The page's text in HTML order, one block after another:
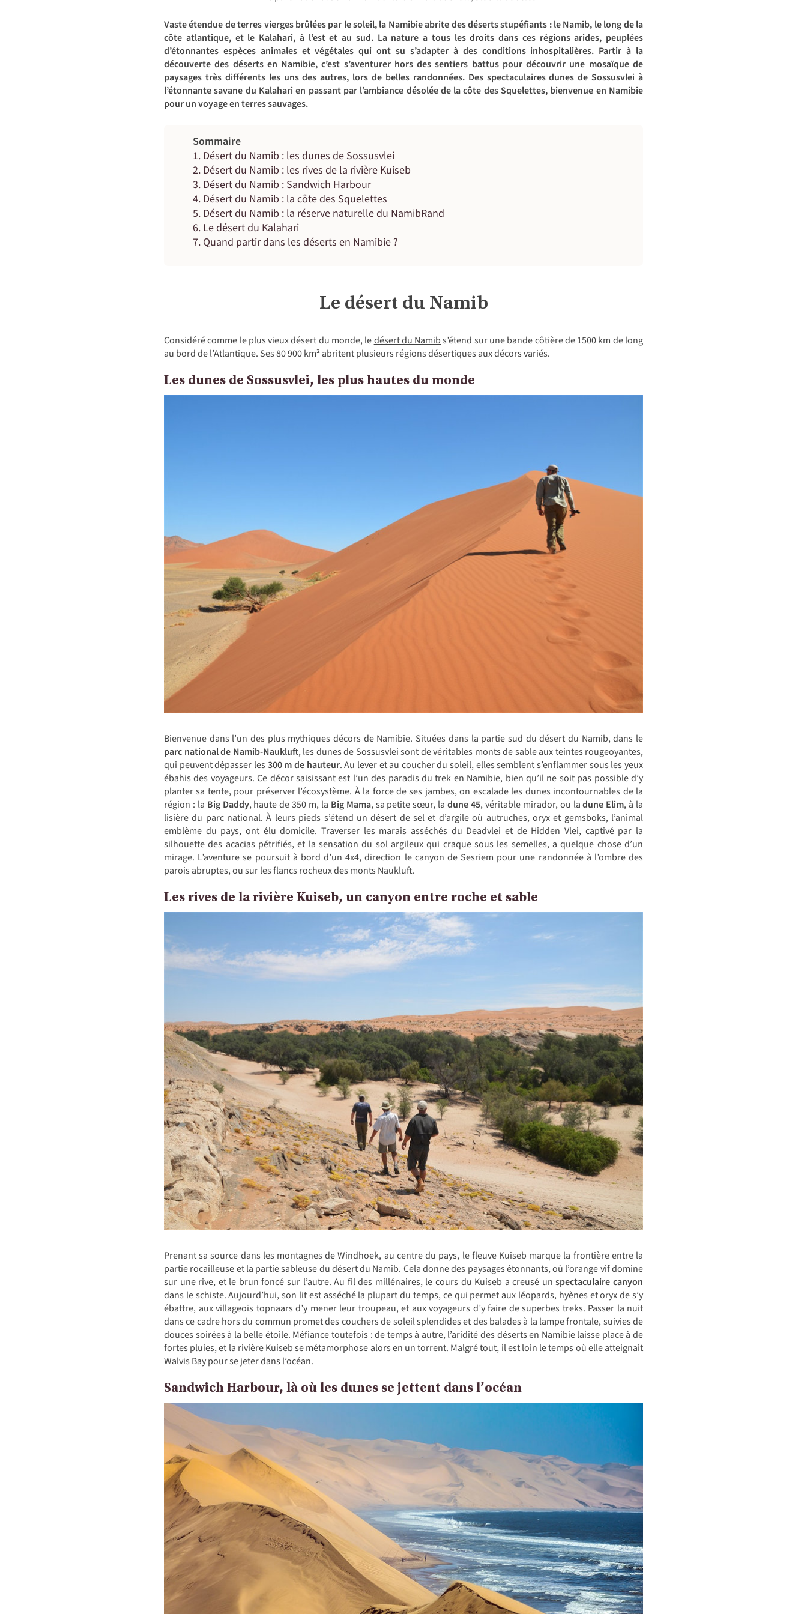
Vaste étendue de terres vierges brûlées par le soleil, la Namibie abrite des déserts stupéfiants : le Namib, le long de la
côte atlantique, et le Kalahari, à l’est et au sud. La nature a tous les droits dans ces régions arides, peuplées
d’étonnantes espèces animales et végétales qui ont su s’adapter à des conditions inhospitalières. Partir à la
découverte des déserts en Namibie, c’est s’aventurer hors des sentiers battus pour découvrir une mosaïque de
paysages très différents les uns des autres, lors de belles randonnées. Des spectaculaires dunes de Sossusvlei à
l’étonnante savane du Kalahari en passant par l’ambiance désolée de la côte des Squelettes, bienvenue en Namibie
pour un voyage en terres sauvages.
Sommaire
Désert du Namib : les dunes de Sossusvlei
Désert du Namib : les rives de la rivière Kuiseb
Désert du Namib : Sandwich Harbour
Désert du Namib : la côte des Squelettes
Désert du Namib : la réserve naturelle du NamibRand
Le désert du Kalahari
Quand partir dans les déserts en Namibie ?
Le désert du Namib
Considéré comme le plus vieux désert du monde, ledésert du Namibs’étend sur une bande côtière de 1500 km de long
au bord de l’Atlantique. Ses 80 900 km² abritent plusieurs régions désertiques aux décors variés.
Les dunes de Sossusvlei, les plus hautes du monde
Bienvenue dans l’un des plus mythiques décors de Namibie. Situées dans la partie sud du désert du Namib, dans le
parc national de Namib-Naukluft, les dunes de Sossusvlei sont de véritables monts de sable aux teintes rougeoyantes,
qui peuvent dépasser les 300 m de hauteur. Au lever et au coucher du soleil, elles semblent s’enflammer sous les yeux
ébahis des voyageurs. Ce décor saisissant est l’un des paradis dutrek en Namibie, bien qu’il ne soit pas possible d’y
planter sa tente, pour préserver l’écosystème. À la force de ses jambes, on escalade les dunes incontournables de la
région : la Big Daddy, haute de 350 m, la Big Mama, sa petite sœur, ladune 45, véritable mirador, ou ladune Elim, à la
lisière du parc national. À leurs pieds s’étend un désert de sel et d’argile où autruches, oryx et gemsboks, l’animal
emblème du pays, ont élu domicile. Traverser les marais asséchés du Deadvlei et de Hidden Vlei, captivé par la
silhouette des acacias pétrifiés, et la sensation du sol argileux qui craque sous les semelles, a quelque chose d’un
mirage. L’aventure se poursuit à bord d’un 4x4, direction le canyon de Sesriem pour une randonnée à l’ombre des
parois abruptes, ou sur les flancs rocheux des monts Naukluft.
Les rives de la rivière Kuiseb, un canyon entre roche et sable
Prenant sa source dans les montagnes de Windhoek, au centre du pays, le fleuve Kuiseb marque la frontière entre la
partie rocailleuse et la partie sableuse du désert du Namib. Cela donne des paysages étonnants, où l’orange vif domine
sur une rive, et le brun foncé sur l’autre. Au fil des millénaires, le cours du Kuiseb a creusé unspectaculaire canyon
dans le schiste. Aujourd’hui, son lit est asséché la plupart du temps, ce qui permet aux léopards, hyènes et oryx de s’y
ébattre, aux villageois topnaars d’y mener leur troupeau, et aux voyageurs d’y faire de superbes treks. Passer la nuit
dans ce cadre hors du commun promet des couchers de soleil splendides et des balades à la lampe frontale, suivies de
douces soirées à la belle étoile. Méfiance toutefois : de temps à autre, l’aridité des déserts en Namibie laisse place à de
fortes pluies, et la rivière Kuiseb se métamorphose alors en un torrent. Malgré tout, il est loin le temps où elle atteignait
Walvis Bay pour se jeter dans l’océan.
Sandwich Harbour, là où les dunes se jettent dans l’océan